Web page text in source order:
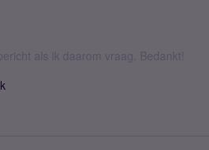
als ik daarom vraag. Bedankt!